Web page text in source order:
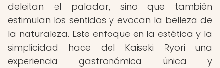
deleitan el paladar, sino que también
estimulan los sentidos y evocan la belleza de
la naturaleza. Este enfoque en la estética y la
simplicidad hace del Kaiseki Ryori una
experiencia gastronómica única y